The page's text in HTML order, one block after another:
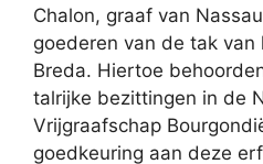
Chalon, graaf van
goederen van de tak van
Breda. Hiertoe
talrijke bezittingen in de
Vrijgraafschap
goedkeuring aan deze